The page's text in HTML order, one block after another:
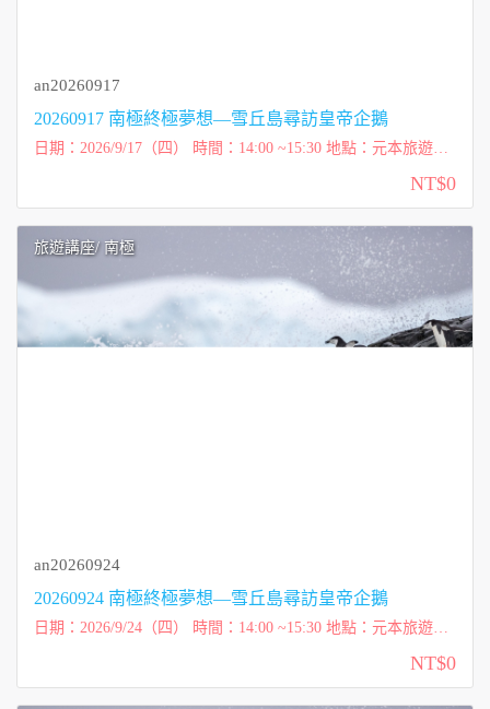
an20260917
20260917 南極終極夢想—雪丘島尋訪皇帝企鵝
日期：2026/9/17（四） 時間：14:00 ~15:30 地點：元本旅遊
NT$0
旅遊講座/ 南極
an20260924
20260924 南極終極夢想—雪丘島尋訪皇帝企鵝
日期：2026/9/24（四） 時間：14:00 ~15:30 地點：元本旅遊
NT$0